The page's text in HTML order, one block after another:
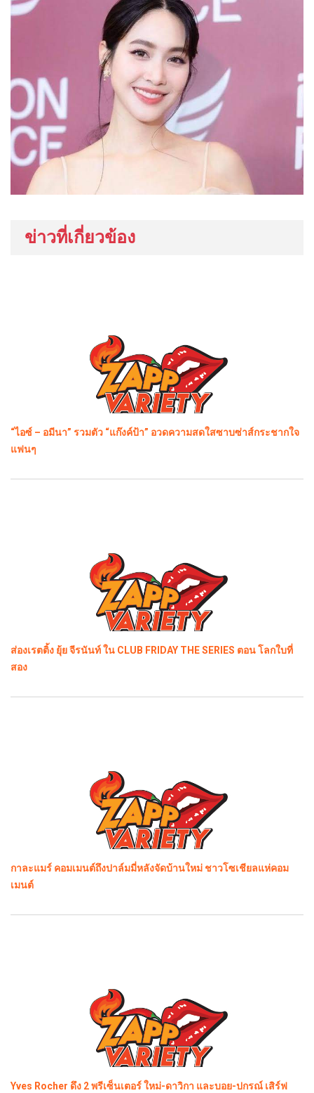
ข่าวที่เกี่ยวข้อง
“ไอซ์ – อมีนา” รวมตัว “แก๊งค์ป้า” อวดความสดใสซาบซ่าส์กระชากใจ
แฟนๆ
ส่องเรตติ้ง ยุ้ย จีรนันท์ ใน CLUB FRIDAY THE SERIES ตอน โลกใบที่
สอง
กาละแมร์ คอมเมนต์ถึงปาล์มมี่หลังจัดบ้านใหม่ ชาวโซเชียลแห่คอม
เมนต์
Yves Rocher ดึง 2 พรีเซ็นเตอร์ ใหม่-ดาวิกา และบอย-ปกรณ์ เสิร์ฟ